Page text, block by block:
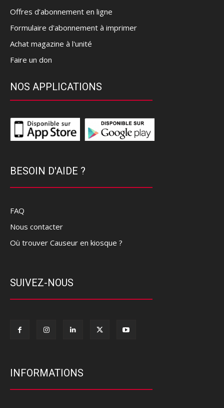
Offres d’abonnement en ligne
Formulaire d'abonnement à imprimer
Achat magazine à l'unité
Faire un don
NOS APPLICATIONS
BESOIN D'AIDE ?
FAQ
Nous contacter
Où trouver Causeur en kiosque ?
SUIVEZ-NOUS
INFORMATIONS